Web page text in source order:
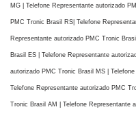
MG | Telefone Representante autorizado
PMC Tronic Brasil RS| Telefone
Representante autorizado PMC Tronic
Brasil ES | Telefone Representante
autorizado PMC Tronic Brasil MS |
Telefone Representante autorizado PMC
Tronic Brasil AM | Telefone Representante